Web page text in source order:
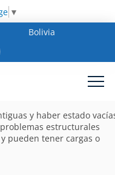
▼
Bolivia
y haber estado
estructurales
pueden tener cargas o